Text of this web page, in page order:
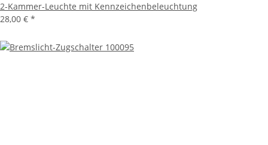
2-Kammer-Leuchte mit Kennzeichenbeleuchtung
28,00 € *